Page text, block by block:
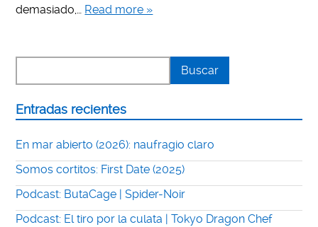
demasiado,… Read more »
Entradas recientes
En mar abierto (2026): naufragio claro
Somos cortitos: First Date (2025)
Podcast: ButaCage | Spider-Noir
Podcast: El tiro por la culata | Tokyo Dragon Chef